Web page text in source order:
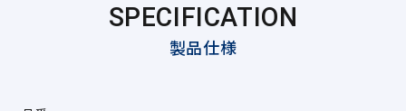
SPECIFICATION
製品仕様